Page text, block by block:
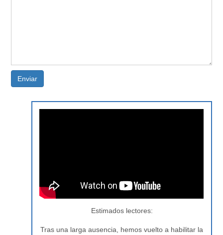
Enviar
Estimados lectores:
Tras una larga ausencia, hemos vuelto a habilitar la